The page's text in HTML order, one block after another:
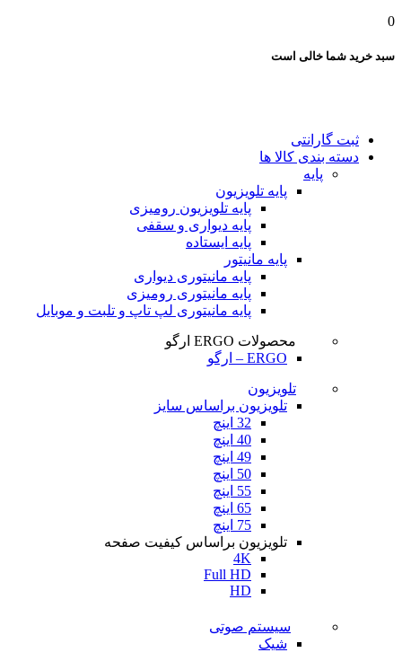
0
سبد خرید شما خالی است
ثبت گارانتی
دسته بندی کالا ها
پایه
پایه تلویزیون
پایه تلویزیون رومیزی
پایه دیواری و سقفی
پایه ایستاده
پایه مانیتور
پایه مانیتوری دیواری
پایه مانیتوری رومیزی
پایه مانیتوری لپ تاپ و تلبت و موبایل
محصولات ERGO ارگو
ERGO – ارگو
تلویزیون
تلویزیون براساس سایز
32 اینچ
40 اینچ
49 اینچ
50 اینچ
55 اینچ
65 اینچ
75 اینچ
تلویزیون براساس کیفیت صفحه
4K
Full HD
HD
سیستم صوتی
شیک